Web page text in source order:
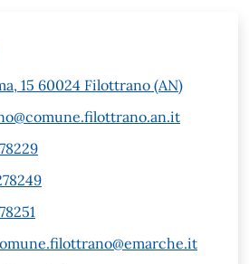
15 60024 Filottrano (AN)